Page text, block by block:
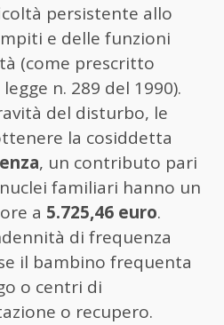
persistente allo
e delle funzioni
(come prescritto
n. 289 del 1990).
del disturbo, le
la cosiddetta
, un contributo pari
familiari hanno un
a 5.725,46 euro.
di frequenza
il bambino frequenta
o centri di
o recupero.